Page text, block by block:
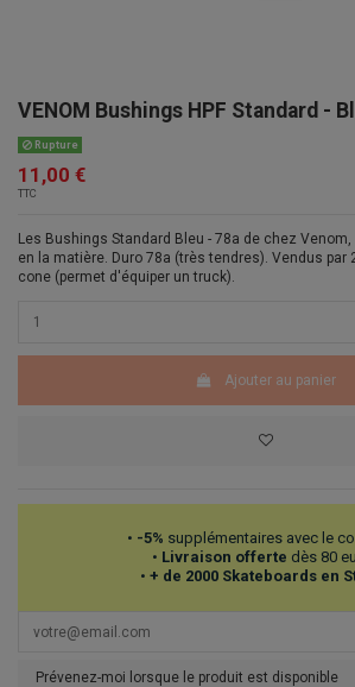
VENOM Bushings HPF Standard -
Rupture
11,00 €
TTC
Les Bushings Standard Bleu - 78a de chez
en la matière. Duro 78a (très tendres). Vendus par
cone (permet d'équiper un truck).
Ajouter au panier
• -5% supplémentaires avec le
• Livraison offerte dès 80
• + de 2000 Skateboards en
Prévenez-moi lorsque le produit est disponible